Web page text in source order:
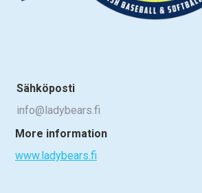
Sähköposti
info@ladybears.fi
More information
www.ladybears.fi